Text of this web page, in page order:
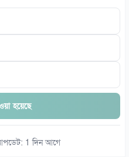
হয়েছে
1 দিন আগে